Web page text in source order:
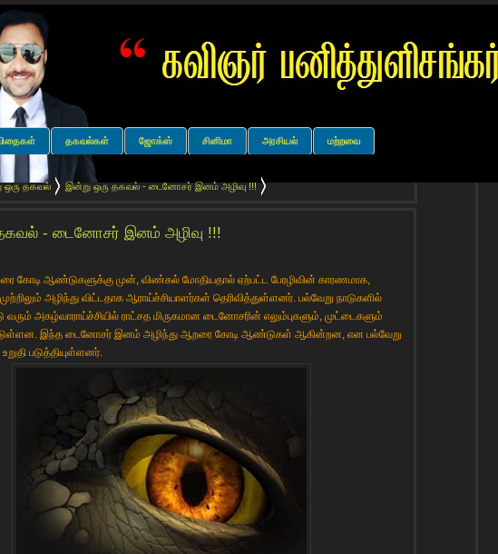
தகவல்கள் ஜோக்ஸ் சினிமா அரசியல் மற்றவை
ஒரு தகவல் இன்று ஒரு தகவல் - டைனோசர் இனம் அழிவு !!!
- டைனோசர் இனம் அழிவு !!!
கோடி ஆண்டுகளுக்கு முன், விண்கல் மோதியதால் ஏற்பட்ட பேரழிவின் காரணமாக,
அழிந்து விட்டதாக ஆராய்ச்சியாளர்கள் தெரிவித்துள்ளனர். பல்வேறு நாடுகளில்
அகழ்வாராய்ச்சியில் ராட்சத மிருகமான டைனோசரின் எலும்புகளும், முட்டைகளும்
இந்த டைனோசர் இனம் அழிந்து ஆறரை கோடி ஆண்டுகள் ஆகின்றன, என பல்வேறு
படுத்தியுள்ளனர்.